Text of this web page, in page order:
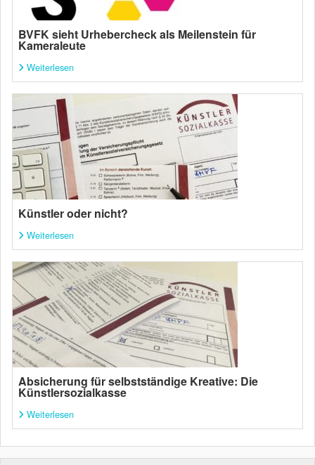
BVFK sieht Urhebercheck als Meilenstein für
Kameraleute
Weiterlesen
Künstler oder nicht?
Weiterlesen
Absicherung für selbstständige Kreative: Die
Künstlersozialkasse
Weiterlesen